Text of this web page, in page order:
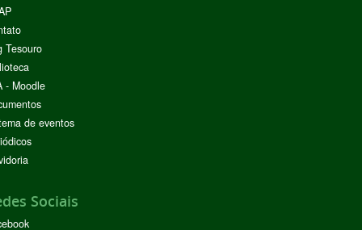
Tesouro
- Moodle
de eventos
Sociais